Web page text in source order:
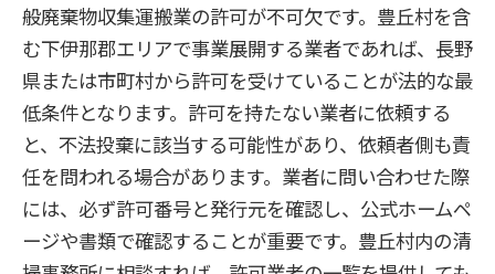
般廃棄物収集運搬業の許可が不可欠です。豊丘村を含
む下伊那郡エリアで事業展開する業者であれば、長野
県または市町村から許可を受けていることが法的な最
低条件となります。許可を持たない業者に依頼する
と、不法投棄に該当する可能性があり、依頼者側も責
任を問われる場合があります。業者に問い合わせた際
には、必ず許可番号と発行元を確認し、公式ホームペ
ージや書類で確認することが重要です。豊丘村内の清